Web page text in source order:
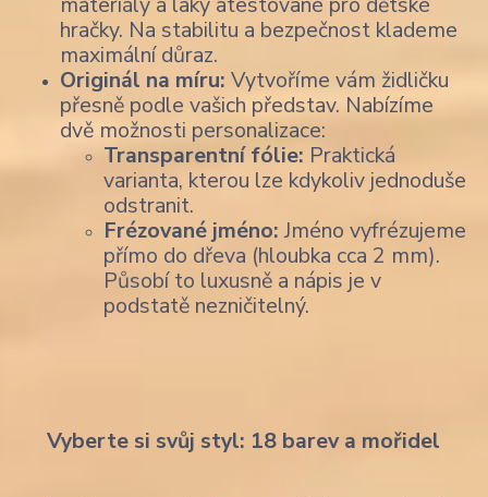
hračky. Na stabilitu a bezpečnost klademe
maximální důraz.
Originál na míru: Vytvoříme vám židličku
přesně podle vašich představ. Nabízíme
dvě možnosti personalizace:
Transparentní fólie: Praktická
varianta, kterou lze kdykoliv jednoduše
odstranit.
Frézované jméno:Jméno vyfrézujeme
přímo do dřeva (hloubka cca 2 mm).
Působí to luxusně a nápis je v
podstatě nezničitelný.
Vyberte si svůj styl: 18 barev a mořidel